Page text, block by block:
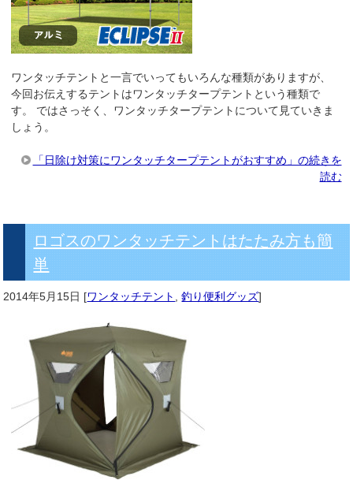
ワンタッチテントと一言でいってもいろんな種類がありますが、
今回お伝えするテントはワンタッチタープテントという種類で
す。 ではさっそく、ワンタッチタープテントについて見ていきま
しょう。
「日除け対策にワンタッチタープテントがおすすめ」の続きを
読む
ロゴスのワンタッチテントはたたみ方も簡
単
2014年5月15日 [ワンタッチテント ,釣り便利グッズ]